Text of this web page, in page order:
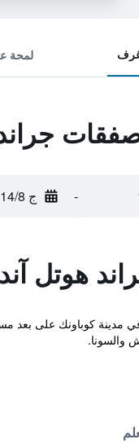
لمحة
- ج 14/8
هوتل
والسونا.